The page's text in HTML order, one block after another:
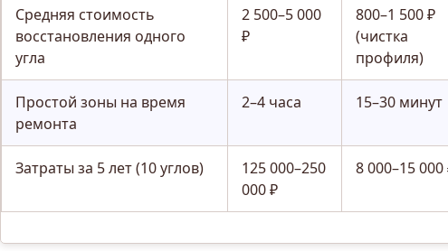
Средняя стоимость
восстановления одного
угла
2 500–5 000
₽
800–1 500 ₽
(чистка
профиля)
Простой зоны на время
ремонта
2–4 часа 15–30 минут
Затраты за 5 лет (10 углов)
125 000–250
000 ₽
8 000–15 000